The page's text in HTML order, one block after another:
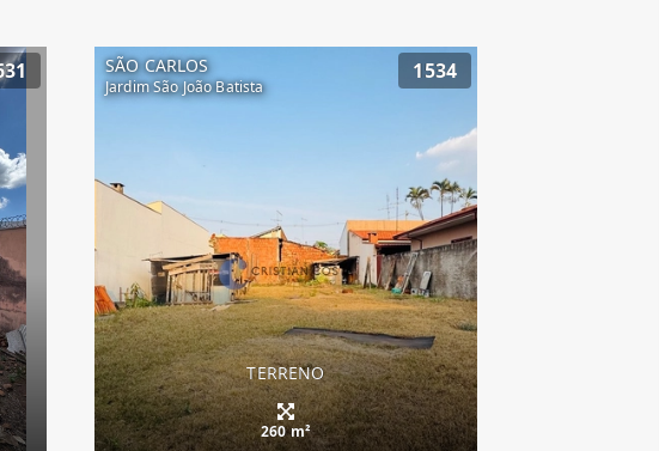
SÃO CARLOS
Jardim São João Batista
1534
TERRENO
260 m²